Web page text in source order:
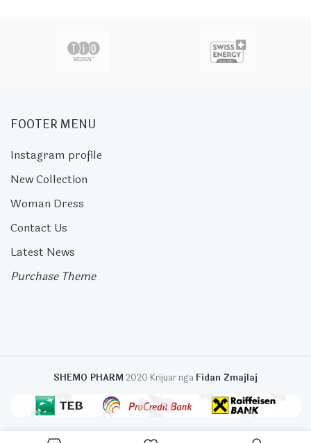
FOOTER MENU
Instagram profile
New Collection
Woman Dress
Contact Us
Latest News
Purchase Theme
SHEMO PHARM 2020 Krijuar ngaFidan Zmajlaj